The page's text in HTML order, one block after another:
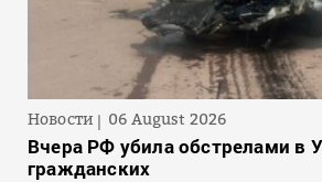
Новости 06 August 2026
Вчера РФ убила обстрелами в
гражданских